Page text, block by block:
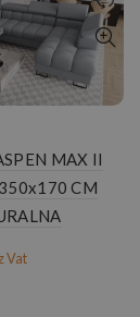
MAX II
CM
Vat